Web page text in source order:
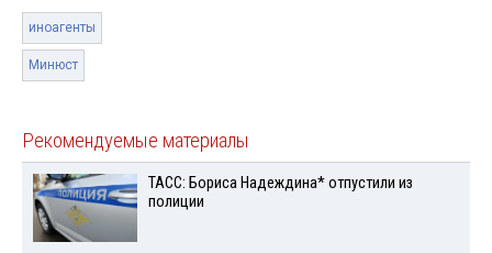
иноагенты
Минюст
Рекомендуемые материалы
ТАСС: Бориса Надеждина* отпустили из
полиции